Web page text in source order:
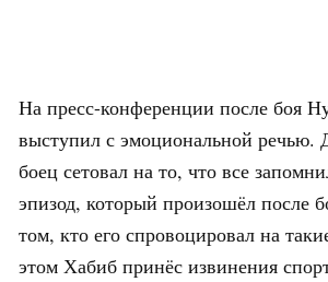
На пресс-конференции после боя
выступил с эмоциональной речью.
боец сетовал на то, что все
эпизод, который произошёл после
том, кто его спровоцировал на
этом Хабиб принёс извинения